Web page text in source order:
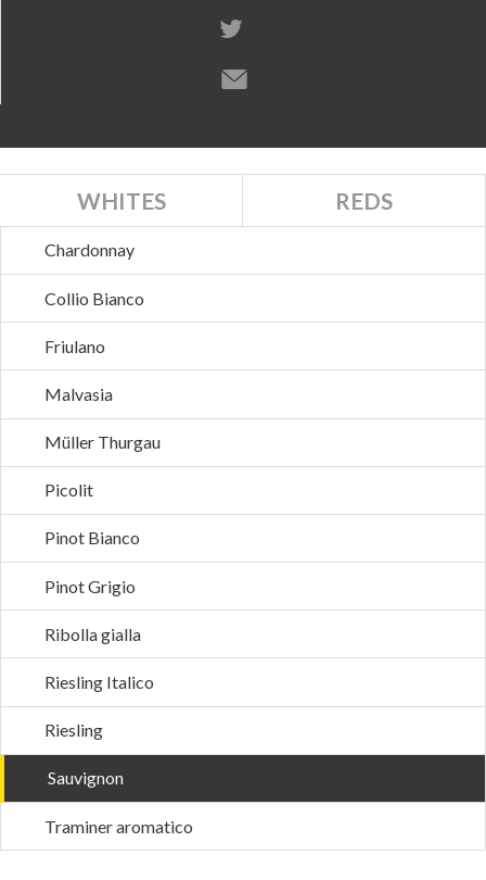
WHITES REDS
Chardonnay
Collio Bianco
Friulano
Malvasia
Müller Thurgau
Picolit
Pinot Bianco
Pinot Grigio
Ribolla gialla
Riesling Italico
Riesling
Sauvignon
Traminer aromatico